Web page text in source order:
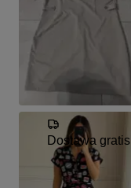
Dostawa gratis